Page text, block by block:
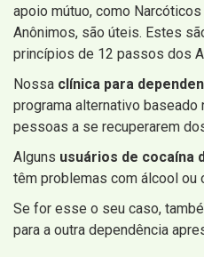
apoio mútuo, como
Anônimos, são úteis. Estes
princípios de 12 passos dos
Nossa clínica para
programa alternativo baseado
pessoas a se recuperarem
Alguns usuários de cocaína
têm problemas com álcool ou
Se for esse o seu caso,
para a outra dependência